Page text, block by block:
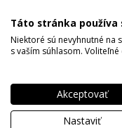
Copyright © 2026
Táto stránka používa
Niektoré sú nevyhnutné na
s vaším súhlasom.
Akceptovať
Nastaviť